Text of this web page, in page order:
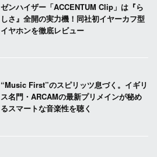
ゼンハイザー「ACCENTUM Clip」は『ら
しさ』全開の実力機！同社初イヤーカフ型
イヤホンを徹底レビュー
“Music First”のスピリッツ息づく。イギリ
ス名門・ARCAMの最新プリメインが秘め
るスマートな音楽性を聴く